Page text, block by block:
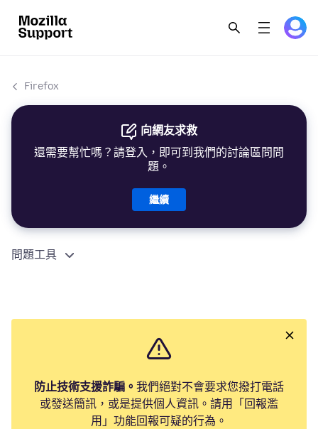
Firefox
向網友求救
還需要幫忙嗎？請登入，即可到我們的討論區問問
題。
繼續
問題工具
防止技術支援詐騙。 我們絕對不會要求您撥打電話
或發送簡訊，或是提供個人資訊。請用「回報濫
用」功能回報可疑的行為。